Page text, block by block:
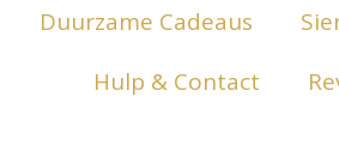
Duurzame Cadeaus
Hulp & Contact